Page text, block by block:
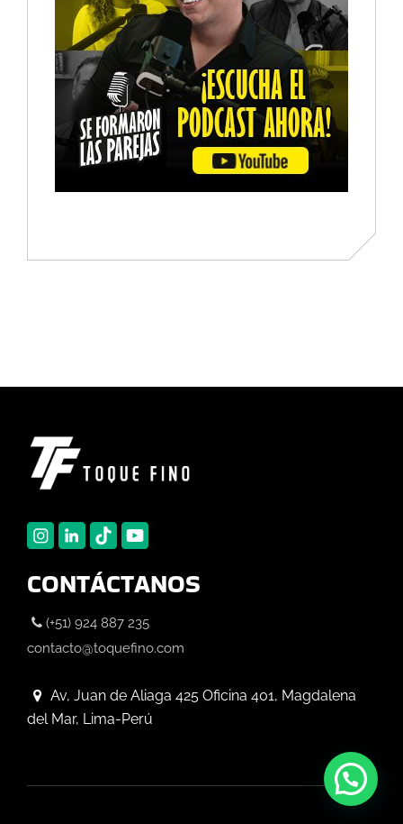
CONTÁCTANOS
(+51) 924 887 235
contacto@toquefino.com
Av, Juan de Aliaga 425 Oficina 401, Magdalena
del Mar, Lima-Perú